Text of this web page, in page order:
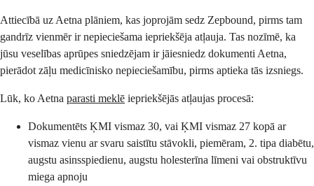
Attiecībā uz Aetna plāniem, kas joprojām sedz Zepbound, pirms tam
gandrīz vienmēr ir nepieciešama iepriekšēja atļauja. Tas nozīmē, ka
jūsu veselības aprūpes sniedzējam ir jāiesniedz dokumenti Aetna,
pierādot zāļu medicīnisko nepieciešamību, pirms aptieka tās izsniegs.
Lūk, ko Aetna parasti meklē iepriekšējās atļaujas procesā:
Dokumentēts ĶMI vismaz 30, vai ĶMI vismaz 27 kopā ar
vismaz vienu ar svaru saistītu stāvokli, piemēram, 2. tipa diabētu,
augstu asinsspiedienu, augstu holesterīna līmeni vai obstruktīvu
miega apnoju